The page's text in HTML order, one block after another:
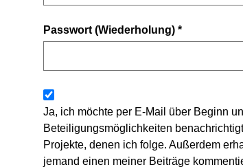
Passwort (Wiederholung) *
Ja, ich möchte per E-Mail über Beginn
Beteiligungsmöglichkeiten
Projekte, denen ich folge. Außerdem
jemand einen meiner Beiträge